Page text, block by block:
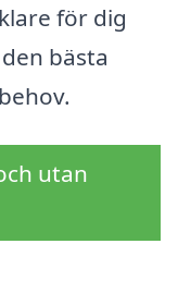
för dig
bästa
utan